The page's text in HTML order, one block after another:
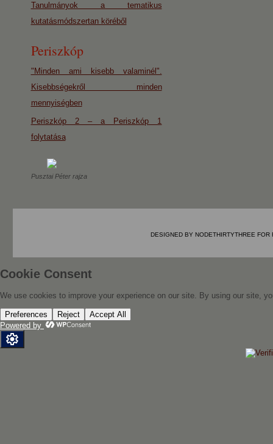
Tanulmányok a tematikus
kutatásmódszertan köréből
Periszkóp
"Minden ami kisebb valaminél".
Kisebbségekről minden
mennyiségben
Periszkóp 2 – a Periszkóp 1
folytatása
Pusztai Péter rajza
DESIGNED BY NODETHIRTYTHREE FOR